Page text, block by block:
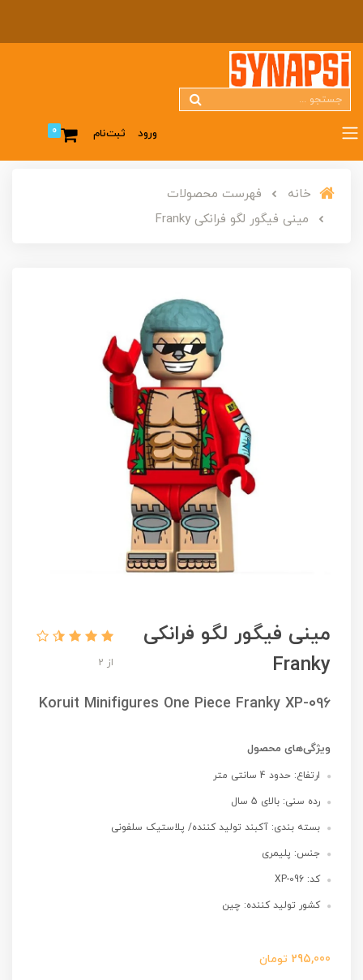
ورود ثبت‌نام 0
خانه
فهرست محصولات
مینی فیگور لگو فرانکی Franky
مینی فیگور لگو فرانکی
Franky
از 2
Koruit Minifigures One Piece Franky XP-096
ویژگی‌های محصول
ارتفاع: حدود 4 سانتی متر
رده سنی: بالای 5 سال
بسته بندی: آکبند تولید کننده/ پلاستیک سلفونی
جنس: پلیمری
کد: XP-096
کشور تولید کننده: چین
295,000 تومان